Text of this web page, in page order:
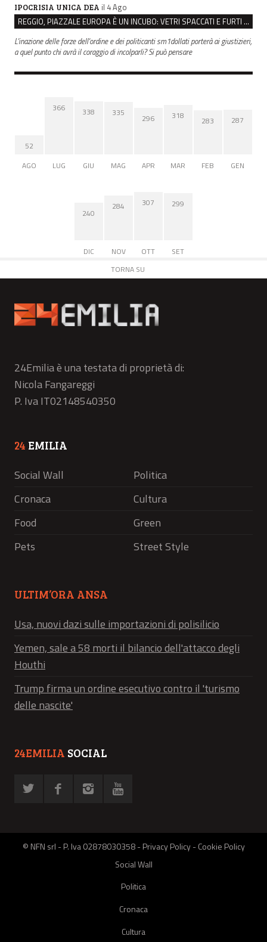
IPOCRISIA UNICA DEA il 4 Ago
REGGIO, PIAZZALE EUROPA È UN INCUBO: VETRI SPACCATI E FURTI SULLE AUTO IN SOSTA
L'inazione delle forze dell'ordine e dei politicanti sm1dollati porterà ai giustizieri,
a quel punto chi avrà il coraggio di incolparli? Si può pensare
52
AGO
366
LUG
338
GIU
335
MAG
296
APR
318
MAR
283
FEB
287
GEN
240
DIC
284
NOV
307
OTT
299
SET
TORNA SU
24Emilia è una testata di proprietà di:
Nicola Fangareggi
P. Iva IT02148540350
24 EMILIA
Social Wall
Politica
Cronaca
Cultura
Food
Green
Pets
Street Style
ULTIM’ORA ANSA
Usa, nuovi dazi sulle importazioni di polisilicio
Yemen, sale a 58 morti il bilancio dell'attacco degli
Houthi
Trump firma un ordine esecutivo contro il 'turismo
delle nascite'
24EMILIA SOCIAL
© NFN srl - P. Iva 02878030358 -Privacy Policy-Cookie Policy
Social Wall
Politica
Cronaca
Cultura